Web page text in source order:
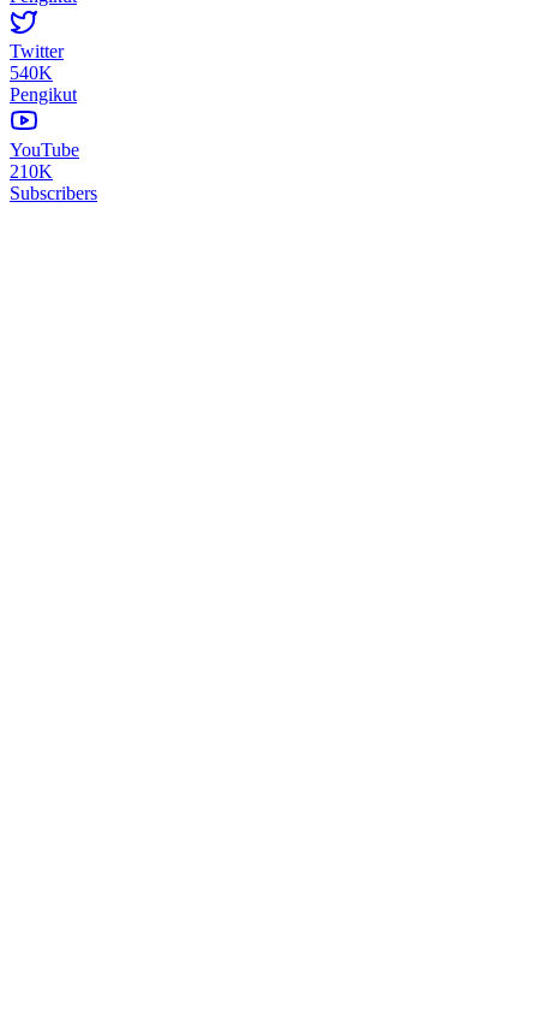
Twitter
540K
Pengikut
YouTube
210K
Subscribers